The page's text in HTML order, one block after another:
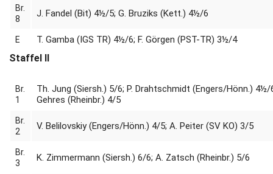
Br.
8
J. Fandel (Bit) 4½/5; G. Bruziks (Kett.) 4½/6
E T. Gamba (IGS TR) 4½/6; F. Görgen (PST-TR) 3½/4
Staffel II
Br.
1
Th. Jung (Siersh.) 5/6; P. Drahtschmidt (Engers/Hönn.) 4½/
Gehres (Rheinbr.) 4/5
Br.
2
V. Belilovskiy (Engers/Hönn.) 4/5; A. Peiter (SV KO) 3/5
Br.
3
K. Zimmermann (Siersh.) 6/6; A. Zatsch (Rheinbr.) 5/6